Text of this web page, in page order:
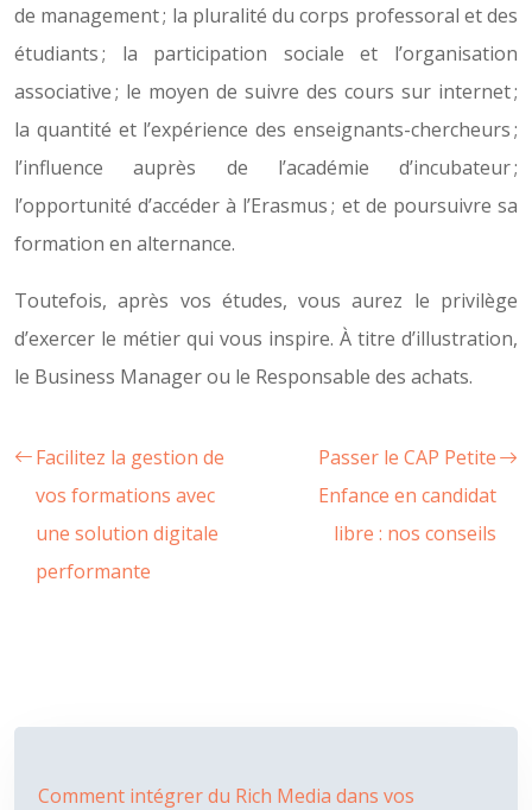
de management ; la pluralité du corps professoral et des
étudiants ; la participation sociale et l’organisation
associative ; le moyen de suivre des cours sur internet ;
la quantité et l’expérience des enseignants-chercheurs ;
l’influence auprès de l’académie d’incubateur ;
l’opportunité d’accéder à l’Erasmus ; et de poursuivre sa
formation en alternance.
Toutefois, après vos études, vous aurez le privilège
d’exercer le métier qui vous inspire. À titre d’illustration,
le Business Manager ou le Responsable des achats.
Facilitez la gestion de
vos formations avec
une solution digitale
performante
Passer le CAP Petite
Enfance en candidat
libre : nos conseils
Comment intégrer du Rich Media dans vos